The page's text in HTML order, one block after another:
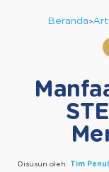
Beranda
Disusun oleh: Tim